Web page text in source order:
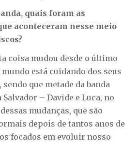
quais foram as
aconteceram nesse meio
coisa mudou desde o último
está cuidando dos seus
que metade da banda
– Davide e Luca, no
mudanças, que são
depois de tantos anos de
focados em evoluir nosso